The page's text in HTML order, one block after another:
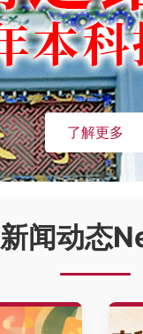
了解更多
新闻动态